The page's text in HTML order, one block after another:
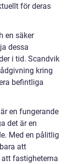
för deras
en säker
dessa
i tid. Scandvik
kring
befintliga
en fungerande
det är en
Med en pålitlig
att
fastigheterna